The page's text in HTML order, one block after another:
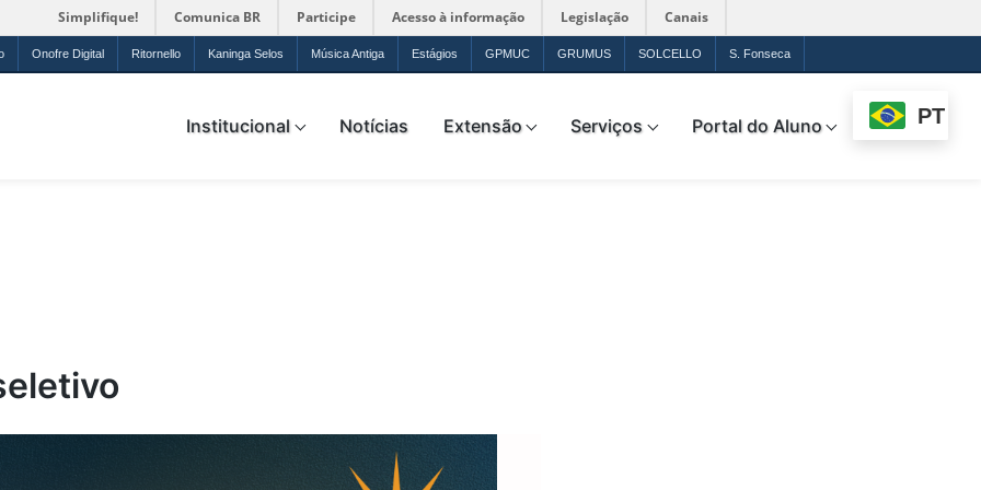
Simplifique! Comunica BR Participe Acesso à informação Legislação Canais
Onofre Digital Ritornello Kaninga Selos Música Antiga Estágios GPMUC GRUMUS SOLCELLO S. Fonseca
Institucional Notícias Extensão Serviços Portal do Aluno PT